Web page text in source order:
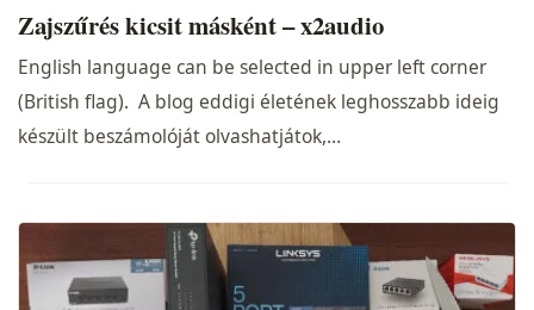
Zajszűrés kicsit másként – x2audio
English language can be selected in upper left corner
(British flag). A blog eddigi életének leghosszabb ideig
készült beszámolóját olvashatjátok,…